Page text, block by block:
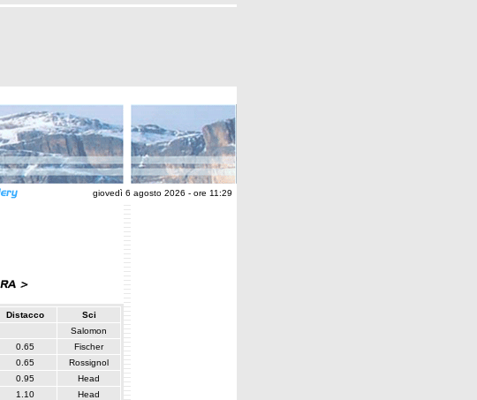
giovedì 6 agosto 2026 - ore 11:29
Distacco
Sci
Salomon
0.65
Fischer
0.65
Rossignol
0.95
Head
1.10
Head